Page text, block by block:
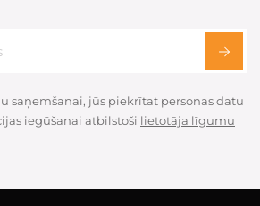
saņemšanai, jūs piekrītat personas datu
iegūšanai atbilstoši lietotāja līgumu